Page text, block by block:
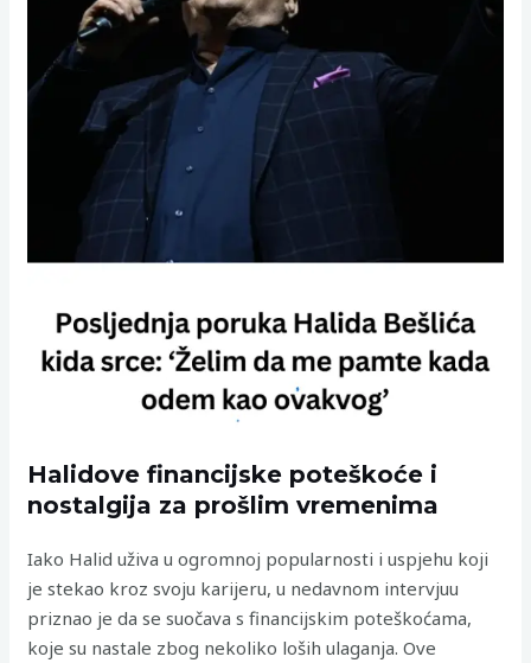
Halidove financijske poteškoće i
nostalgija za prošlim vremenima
Iako Halid uživa u ogromnoj popularnosti i uspjehu koji
je stekao kroz svoju karijeru, u nedavnom intervjuu
priznao je da se suočava s financijskim poteškoćama,
koje su nastale zbog nekoliko loših ulaganja. Ove